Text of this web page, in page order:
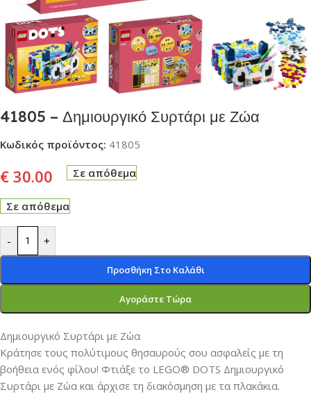
41805 – Δημιουργικό Συρτάρι με Ζώα
Κωδικός προϊόντος: 41805
€ 30.00 Σε απόθεμα
Σε απόθεμα
- +
Προσθήκη Στο Καλάθι
Αγοράστε Τώρα
Δημιουργικό Συρτάρι με Ζώα
Κράτησε τους πολύτιμους θησαυρούς σου ασφαλείς με τη
βοήθεια ενός φίλου! Φτιάξε το LEGO® DOTS Δημιουργικό
Συρτάρι με Ζώα και άρχισε τη διακόσμηση με τα πλακάκια.